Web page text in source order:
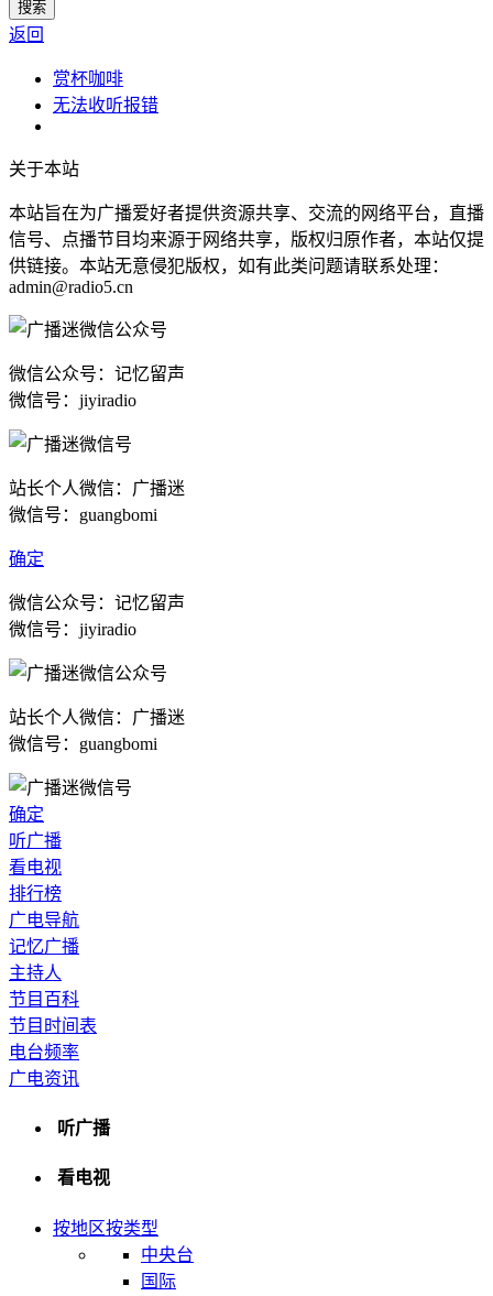
返回
赏杯咖啡
无法收听报错
关于本站
本站旨在为广播爱好者提供资源共享、交流的网络平台，直播
信号、点播节目均来源于网络共享，版权归原作者，本站仅提
供链接。本站无意侵犯版权，如有此类问题请联系处理：
admin@radio5.cn
微信公众号：记忆留声
微信号：jiyiradio
站长个人微信：广播迷
微信号：guangbomi
确定
微信公众号：记忆留声
微信号：jiyiradio
站长个人微信：广播迷
微信号：guangbomi
确定
听广播
看电视
排行榜
广电导航
记忆广播
主持人
节目百科
节目时间表
电台频率
广电资讯
听广播
看电视
按地区按类型
中央台
国际